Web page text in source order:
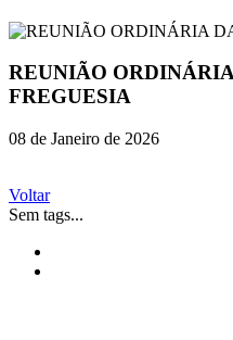
REUNIÃO
FREGUESIA
08 de Janeiro de 2026
Voltar
Sem tags...